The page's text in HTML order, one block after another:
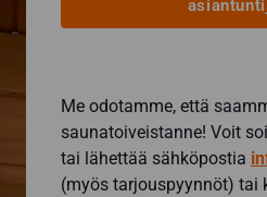
Me odotamme, että
saunatoiveistanne! Voit
tai lähettää sähköpostia
(myös tarjouspyynnöt) tai